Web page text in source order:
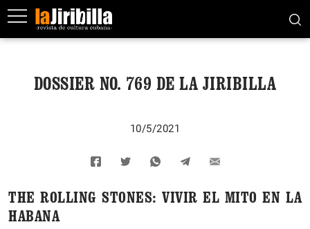
DOSSIER NO. 769 DE LA JIRIBILLA
10/5/2021
THE ROLLING STONES: VIVIR EL MITO EN LA
HABANA